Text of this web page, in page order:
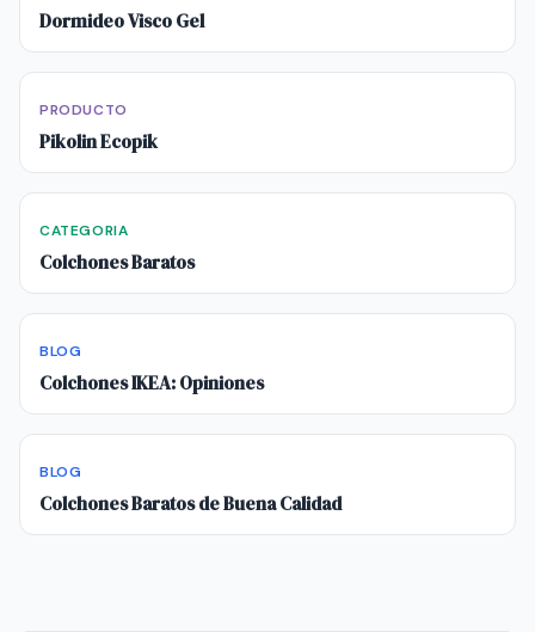
Dormideo Visco Gel
PRODUCTO
Pikolin Ecopik
CATEGORIA
Colchones Baratos
BLOG
Colchones IKEA: Opiniones
BLOG
Colchones Baratos de Buena Calidad